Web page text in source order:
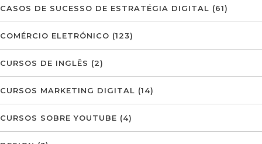
CASOS DE SUCESSO DE ESTRATÉGIA DIGITAL (61)
COMÉRCIO ELETRÓNICO (123)
CURSOS DE INGLÊS (2)
CURSOS MARKETING DIGITAL (14)
CURSOS SOBRE YOUTUBE (4)